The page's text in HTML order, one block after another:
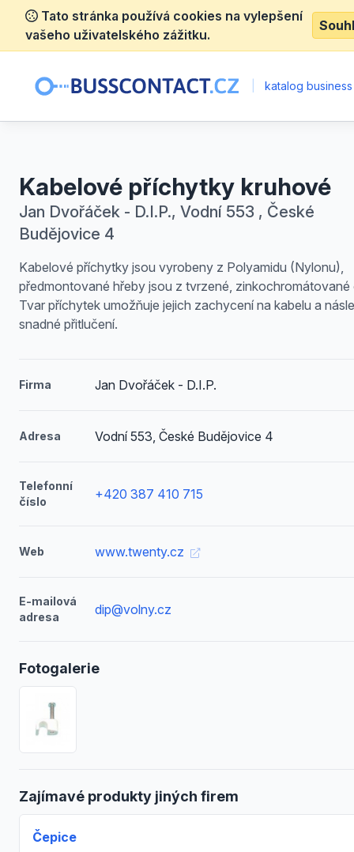
Tato stránka používá cookies na vylepšení
vašeho uživatelského zážitku.
katalog
Kabelové příchytky kruhové
Jan Dvořáček - D.I.P., Vodní 553 , České
Budějovice 4
Kabelové příchytky jsou vyrobeny z Polyamidu (Nylonu),
předmontované hřeby jsou z tvrzené, zinkochromátované
Tvar příchytek umožňuje jejich zachycení na kabelu a
snadné přitlučení.
Firma Jan Dvořáček - D.I.P.
Adresa Vodní 553, České Budějovice 4
Telefonní
číslo
+420 387 410 715
Web www.twenty.cz
E-mailová
adresa
dip@volny.cz
Fotogalerie
Zajímavé produkty jiných firem
Čepice